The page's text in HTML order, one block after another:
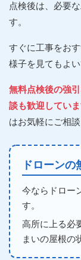
点検後は、必要
す。
すぐに工事をお
様子を見てもよ
無料点検後の強
談も歓迎してい
はお気軽にご相談
ドローンの
今ならドロー
す。
高所に上る必
まいの屋根の